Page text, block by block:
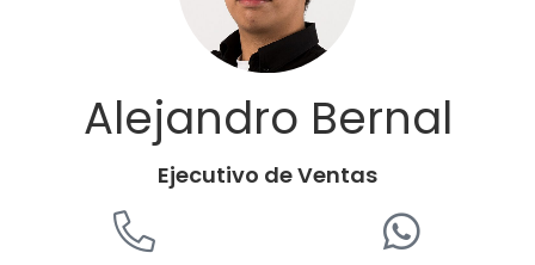
Alejandro Bernal
Ejecutivo de Ventas